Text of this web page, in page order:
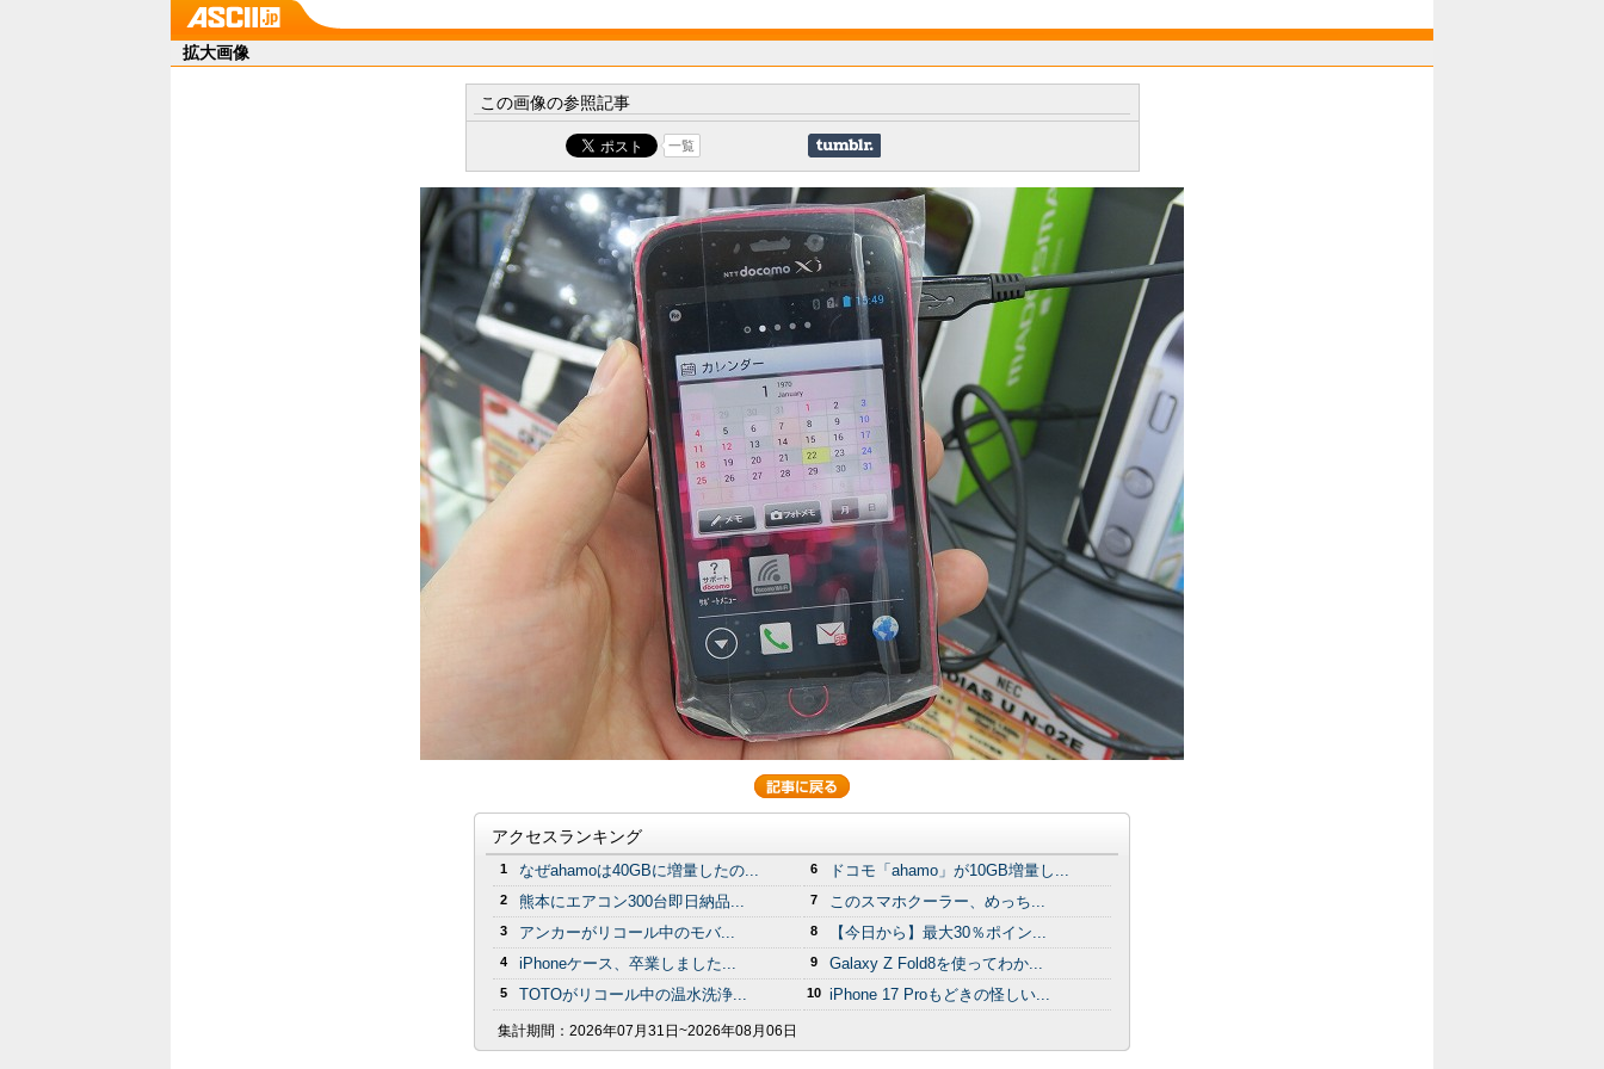
拡大画像
この画像の参照記事
一覧
アクセスランキング
1 なぜahamoは40GBに増量したの...
2 熊本にエアコン300台即日納品...
3 アンカーがリコール中のモバ...
4 iPhoneケース、卒業しました...
5 TOTOがリコール中の温水洗浄...
6 ドコモ「ahamo」が10GB増量し...
7 このスマホクーラー、めっち...
8 【今日から】最大30％ポイン...
9 Galaxy Z Fold8を使ってわか...
10 iPhone 17 Proもどきの怪しい...
集計期間： 2026年07月31日~2026年08月06日